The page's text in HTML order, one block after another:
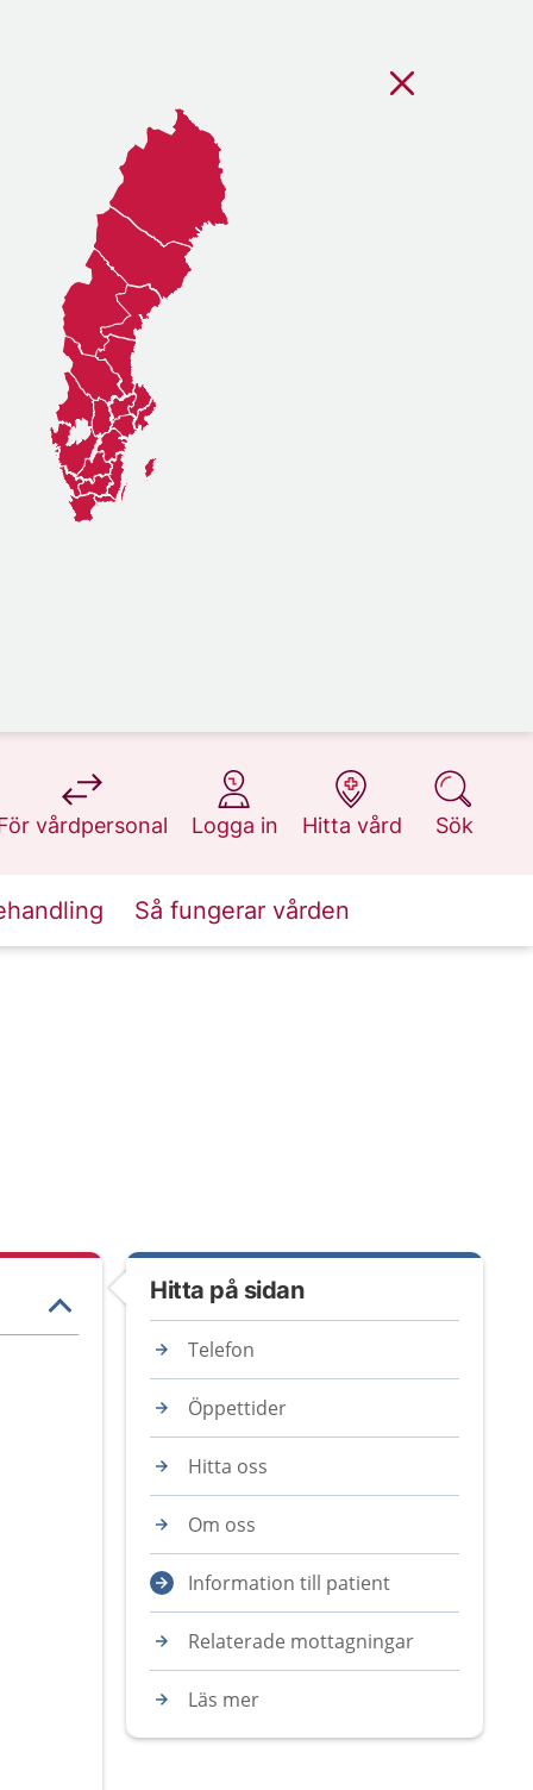
vårdpersonal
på 1177.se
Logga in
på 1177.se
Hitta vård
på 1177.se
Sök
på 1177.se
Så fungerar vården
Hitta på sidan
Telefon
Öppettider
Hitta oss
Om oss
Information till patient
Relaterade mottagningar
Läs mer